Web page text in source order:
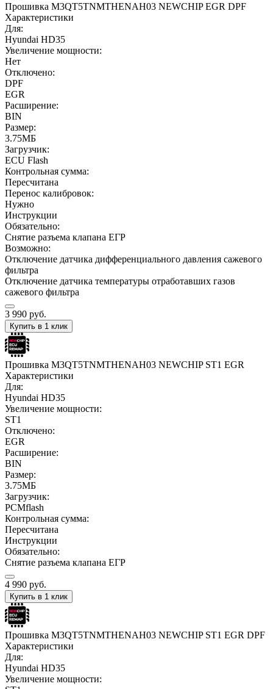
Прошивка M3QT5TNMTHENAH03 NEWCHIP EGR DPF
Характеристики
Для:
Hyundai HD35
Увеличение мощности:
Нет
Отключено:
DPF
EGR
Расширение:
BIN
Размер:
3.75МБ
Загрузчик:
ECU Flash
Контрольная сумма:
Пересчитана
Перенос калибровок:
Нужно
Инструкции
Обязательно:
Снятие разъема клапана ЕГР
Возможно:
Отключение датчика дифференциального давления сажевого
фильтра
Отключение датчика температуры отработавших газов
сажевого фильтра
3 990 руб.
Купить в 1 клик
Прошивка M3QT5TNMTHENAH03 NEWCHIP ST1 EGR
Характеристики
Для:
Hyundai HD35
Увеличение мощности:
ST1
Отключено:
EGR
Расширение:
BIN
Размер:
3.75МБ
Загрузчик:
PCMflash
Контрольная сумма:
Пересчитана
Инструкции
Обязательно:
Снятие разъема клапана ЕГР
4 990 руб.
Купить в 1 клик
Прошивка M3QT5TNMTHENAH03 NEWCHIP ST1 EGR DPF
Характеристики
Для:
Hyundai HD35
Увеличение мощности: